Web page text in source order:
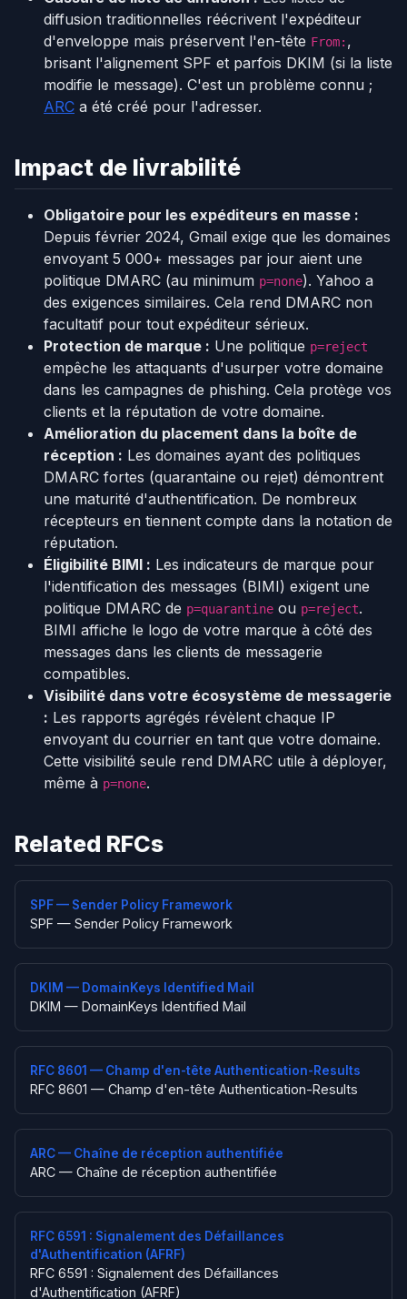
diffusion traditionnelles réécrivent l'expéditeur
d'enveloppe mais préservent l'en-tête From: ,
brisant l'alignement SPF et parfois DKIM (si la liste
modifie le message). C'est un problème connu ;
ARC a été créé pour l'adresser.
Impact de livrabilité
Obligatoire pour les expéditeurs en masse :
Depuis février 2024, Gmail exige que les domaines
envoyant 5 000+ messages par jour aient une
politique DMARC (au minimum p=none). Yahoo a
des exigences similaires. Cela rend DMARC non
facultatif pour tout expéditeur sérieux.
Protection de marque : Une politique p=reject
empêche les attaquants d'usurper votre domaine
dans les campagnes de phishing. Cela protège vos
clients et la réputation de votre domaine.
Amélioration du placement dans la boîte de
réception : Les domaines ayant des politiques
DMARC fortes (quarantaine ou rejet) démontrent
une maturité d'authentification. De nombreux
récepteurs en tiennent compte dans la notation de
réputation.
Éligibilité BIMI : Les indicateurs de marque pour
l'identification des messages (BIMI) exigent une
politique DMARC de p=quarantine ou p=reject.
BIMI affiche le logo de votre marque à côté des
messages dans les clients de messagerie
compatibles.
Visibilité dans votre écosystème de messagerie
: Les rapports agrégés révèlent chaque IP
envoyant du courrier en tant que votre domaine.
Cette visibilité seule rend DMARC utile à déployer,
même à p=none.
Related RFCs
SPF — Sender Policy Framework
SPF — Sender Policy Framework
DKIM — DomainKeys Identified Mail
DKIM — DomainKeys Identified Mail
RFC 8601 — Champ d'en-tête Authentication-Results
RFC 8601 — Champ d'en-tête Authentication-Results
ARC — Chaîne de réception authentifiée
ARC — Chaîne de réception authentifiée
RFC 6591 : Signalement des Défaillances
d'Authentification (AFRF)
RFC 6591 : Signalement des Défaillances
d'Authentification (AFRF)